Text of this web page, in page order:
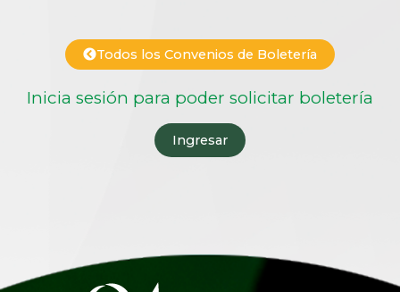
Todos los Convenios de Boletería
Inicia sesión para poder solicitar boletería
Ingresar